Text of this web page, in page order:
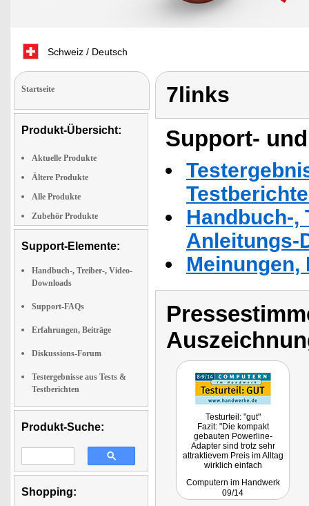
Schweiz / Deutsch
Startseite
Produkt-Übersicht:
Aktuelle Produkte
Ältere Produkte
Alle Produkte
Zubehör Produkte
Support-Elemente:
Handbuch-, Treiber-, Video-
Downloads
Support-FAQs
Erfahrungen, Beiträge
Diskussions-Forum
Testergebnisse aus Tests &
Testberichten
Produkt-Suche:
Shopping:
7links
Support-
Handbuch-,
Anleitungs-
Testurteil: "gut"
Fazit: "Die kompakt
gebauten Powerline-
Adapter sind trotz sehr
attraktievem Preis im Alltag
wirklich einfach
auch sehr zuverlässig."
Computern im Handwerk
09/14